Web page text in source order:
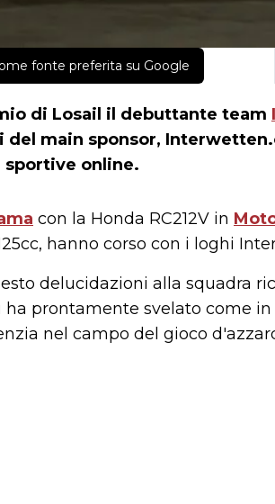
fonte preferita su Google
di Losail il debuttante team
del main sponsor,
sportive online.
con la Honda RC212V in
hanno corso con i loghi
delucidazioni alla squadra
ha prontamente svelato come
nel campo del gioco